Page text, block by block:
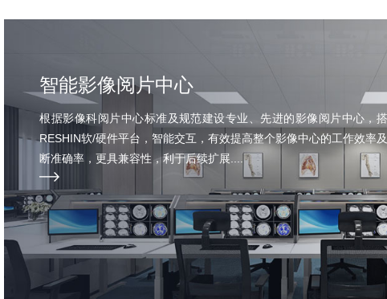
智能影像阅片中心
根据影像科阅片中心标准及规范建设专业、先进的影像阅片中心，
RESHIN软/硬件平台，智能交互，有效提高整个影像中心的工作效率
断准确率，更具兼容性，利于后续扩展....